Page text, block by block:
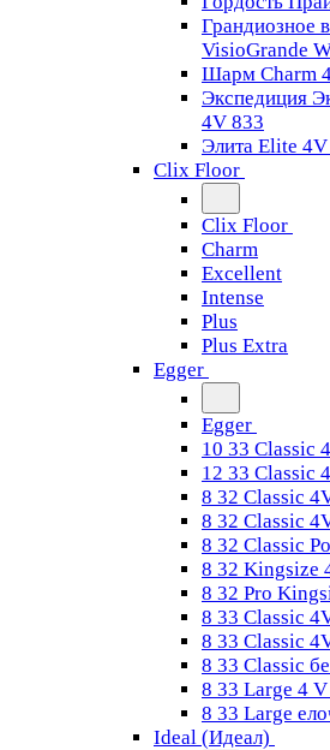
Грандиозное
VisioGrande
Шарм Charm
Экспедиция
4V 833
Элита Elite
Clix Floor
Clix Floor
Charm
Excellent
Intense
Plus
Plus Extra
Egger
Egger
10 33 Classic
12 33 Classic
8 32 Classic
8 32 Classic
8 32 Classic
8 32 Kingsize
8 32 Pro
8 33 Classic
8 33 Classic
8 33 Classic
8 33 Large 4
8 33 Large
Ideal (Идеал)